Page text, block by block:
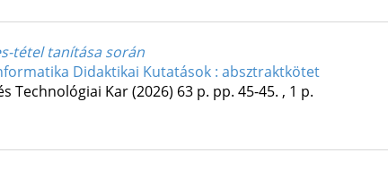
tétel tanítása során
Didaktikai Kutatások : absztraktkötet
Technológiai Kar(2026) 63 p. pp. 45-45. , 1 p.